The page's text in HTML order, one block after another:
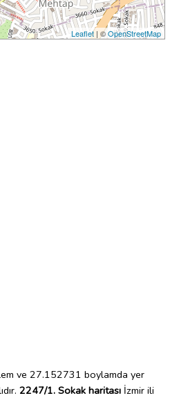
Leaflet| ©OpenStreetMap
ve 27.152731 boylamda yer
2247/1. Sokak haritası İzmir ili